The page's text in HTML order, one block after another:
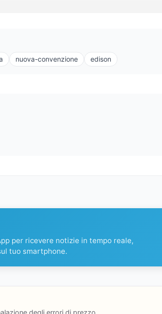
nuova-convenzione edison
per ricevere notizie in tempo reale,
tuo smartphone.
degli errori di prezzo.